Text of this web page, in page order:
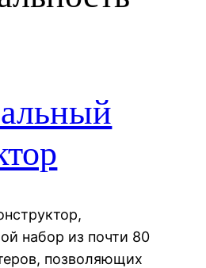
набор из почти 80
позволяющих